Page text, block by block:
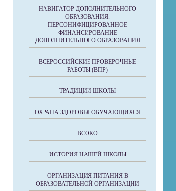
НАВИГАТОР ДОПОЛНИТЕЛЬНОГО
ОБРАЗОВАНИЯ.
ПЕРСОНИФИЦИРОВАННОЕ
ФИНАНСИРОВАНИЕ
ДОПОЛНИТЕЛЬНОГО ОБРАЗОВАНИЯ
ВСЕРОССИЙСКИЕ ПРОВЕРОЧНЫЕ
РАБОТЫ (ВПР)
ТРАДИЦИИ ШКОЛЫ
ОХРАНА ЗДОРОВЬЯ ОБУЧАЮЩИХСЯ
ВСОКО
ИСТОРИЯ НАШЕЙ ШКОЛЫ
ОРГАНИЗАЦИЯ ПИТАНИЯ В
ОБРАЗОВАТЕЛЬНОЙ ОРГАНИЗАЦИИ